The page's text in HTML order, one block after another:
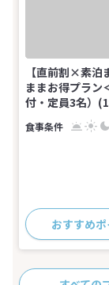
【直前割×素泊
ままお得プラン
付・定員3名）
おすすめ